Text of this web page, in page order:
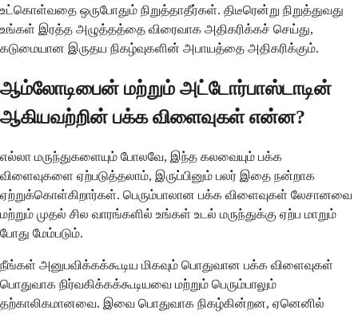
உட்கொள்வதை ஒருபோதும் நிறுத்தாதீர்கள். திடீரென்று நிறுத்துவது
உங்கள் இரத்த அழுத்தத்தை விரைவாக அதிகரிக்கச் செய்து,
கடுமையான இருதய நிகழ்வுகளின் அபாயத்தை அதிகரிக்கும்.
ஆம்லோடிபைன் மற்றும் அட்டோர்பாஸ்டாடின்
ஆகியவற்றின் பக்க விளைவுகள் என்ன?
எல்லா மருந்துகளையும் போலவே, இந்த கலவையும் பக்க
விளைவுகளை ஏற்படுத்தலாம், இருப்பினும் பலர் இதை நன்றாக
ஏற்றுக்கொள்கிறார்கள். பெரும்பாலான பக்க விளைவுகள் லேசானவை
மற்றும் முதல் சில வாரங்களில் உங்கள் உடல் மருந்துக்கு ஏற்ப மாறும்
போது மேம்படும்.
நீங்கள் அனுபவிக்கக்கூடிய மிகவும் பொதுவான பக்க விளைவுகள்
பொதுவாக நிர்வகிக்கக்கூடியவை மற்றும் பெரும்பாலும்
தற்காலிகமானவை. இவை பொதுவாக நிகழ்கின்றன, ஏனெனில்